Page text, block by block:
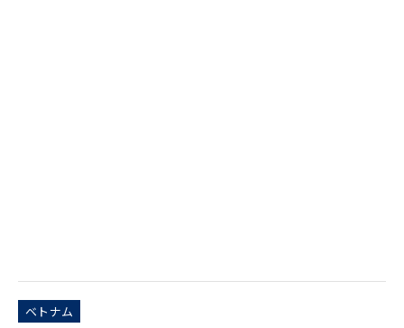
ベトナム